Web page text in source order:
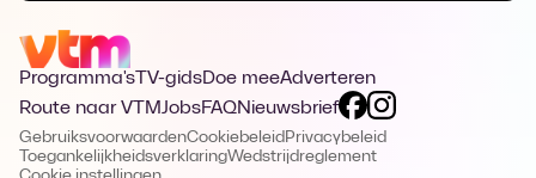
Programma's TV-gidsDoe meeAdverteren
Route naar VTMJobsFAQNieuwsbrief
GebruiksvoorwaardenCookiebeleid Privacybeleid
ToegankelijkheidsverklaringWedstrijdreglement